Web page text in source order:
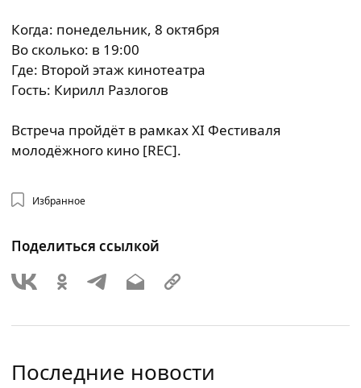
Когда: понедельник, 8 октября
Во сколько: в 19:00
Где: Второй этаж кинотеатра
Гость: Кирилл Разлогов
Встреча пройдёт в рамках XI Фестиваля
молодёжного кино [REC].
Избранное
Поделиться ссылкой
Последние новости